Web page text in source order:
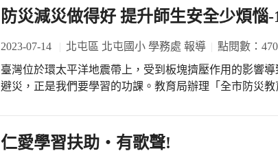
防災減災做得好 提升師生安全少煩惱-
2023-07-14 北屯區 北屯國小 學務處 報導 點閱數：
臺灣位於環太平洋地震帶上，受到板塊擠壓作用的影響
避災，正是我們要學習的功課。教育局辦理「全市防災
仁愛學習扶助‧有歌聲!